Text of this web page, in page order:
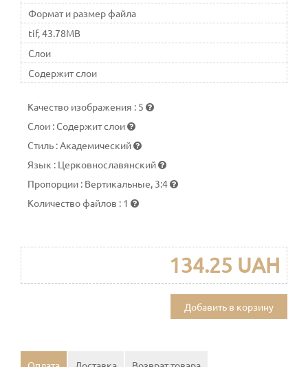
Формат и размер файла
tif, 43.78MB
Слои
Содержит слои
Качество изображения : 5
Слои :Содержит слои
Стиль :Академический
Язык : Церковнославянский
Пропорции : Вертикальные, 3:4
Количество файлов : 1
134.25 UAH
Добавить в корзину